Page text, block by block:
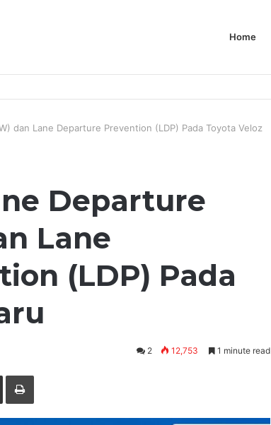
Home
dan Lane Departure Prevention (LDP) Pada Toyota Veloz
Departure
Lane
(LDP) Pada
2 12,753 1 minute read
Share via Email Print